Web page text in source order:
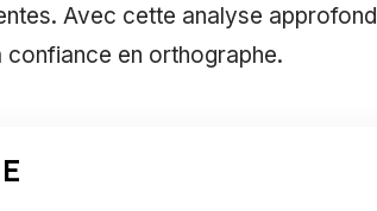
Avec cette analyse
en orthographe.